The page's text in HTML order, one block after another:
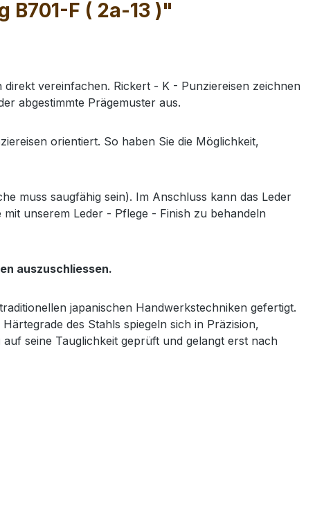
F ( 2a-13 )"
vereinfachen. Rickert - K - Punziereisen zeichnen
abgestimmte Prägemuster aus.
orientiert. So haben Sie die Möglichkeit,
muss saugfähig sein). Im Anschluss kann das Leder
unserem Leder - Pflege - Finish zu behandeln
auszuschliessen.
japanischen Handwerkstechniken gefertigt.
des Stahls spiegeln sich in Präzision,
seine Tauglichkeit geprüft und gelangt erst nach